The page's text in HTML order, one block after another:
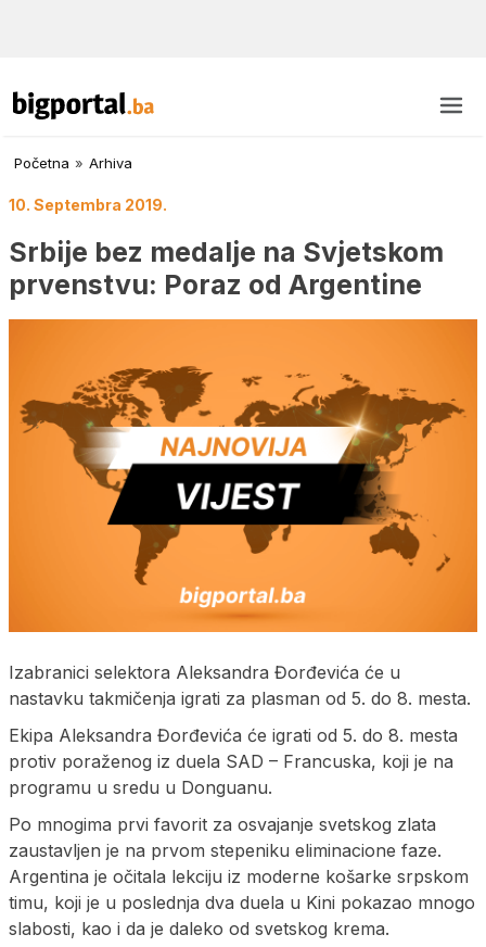
Početna » Arhiva
10. Septembra 2019.
Srbije bez medalje na Svjetskom
prvenstvu: Poraz od Argentine
Izabranici selektora Aleksandra Đorđevića će u
nastavku takmičenja igrati za plasman od 5. do 8. mesta.
Ekipa Aleksandra Đorđevića će igrati od 5. do 8. mesta
protiv poraženog iz duela SAD – Francuska, koji je na
programu u sredu u Donguanu.
Po mnogima prvi favorit za osvajanje svetskog zlata
zaustavljen je na prvom stepeniku eliminacione faze.
Argentina je očitala lekciju iz moderne košarke srpskom
timu, koji je u poslednja dva duela u Kini pokazao mnogo
slabosti, kao i da je daleko od svetskog krema.